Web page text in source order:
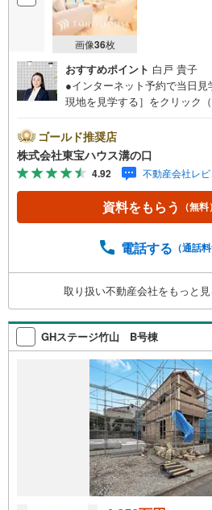
画像36枚
おすすめポイント 白戸 貴子
●インターネット予約で当日見
現地を見学する］をクリック
い！●10:00～21:00はお電話で
す。【Yahoo！ 不動産キャン
を成約するとPayPayポイント
物件ご成約キャンペーン」の
らう」「見学予約をする」ボ
い。※必ずYahoo！ JAPAN
客様からのお言葉に感謝して
らまずは、お気軽に東宝ハウ
か？何も決まっていなくて大
聞かせ下さい！未来の「不安
カレンダー」もご来店時に好
もお客様のお問合せをお待ちし
ゴールド推奨店
株式会社東宝ハウス溝の口
4.92 不動産会社レ
資料をもらう （無料）
電話する （通話
取り扱い不動産会社をもっと見
GHステージ竹山 B号棟